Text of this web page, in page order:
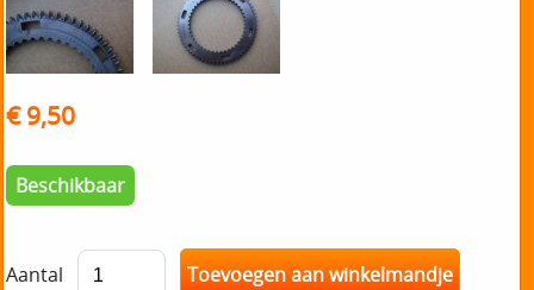
€ 9,50
Beschikbaar
Aantal